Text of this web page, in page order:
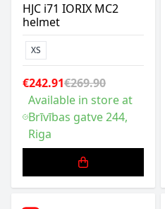
HJC i71 IORIX MC2
helmet
XS
€242.91€269.90
Available in store at
Brīvības gatve 244,
Riga